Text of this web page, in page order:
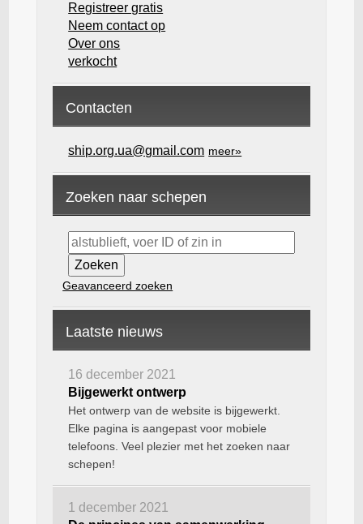
Registreer gratis
Neem contact op
Over ons
verkocht
Contacten
ship.org.ua@gmail.com meer»
Zoeken naar schepen
Geavanceerd zoeken
Laatste nieuws
16 december 2021
Bijgewerkt ontwerp
Het ontwerp van de website is bijgewerkt.
Elke pagina is aangepast voor mobiele
telefoons. Veel plezier met het zoeken naar
schepen!
1 december 2021